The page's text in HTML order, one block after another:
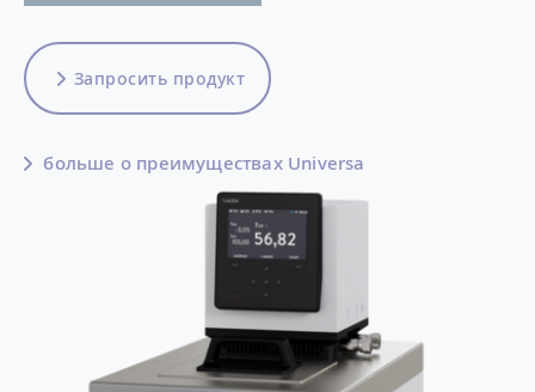
Запросить продукт
больше о преимуществах Universa